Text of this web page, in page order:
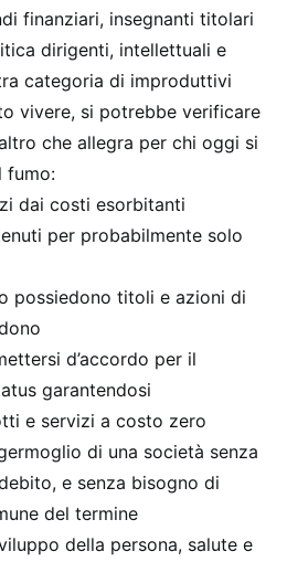
finanziari, insegnanti titolari
dirigenti, intellettuali e
categoria di improduttivi
vivere, si potrebbe verificare
che allegra per chi oggi si
fumo:
dai costi esorbitanti
per probabilmente solo
possiedono titoli e azioni di
d’accordo per il
garantendosi
e servizi a costo zero
di una società senza
e senza bisogno di
del termine
della persona, salute e